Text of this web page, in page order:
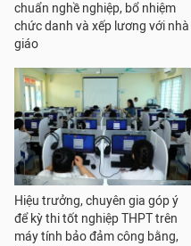
chuẩn nghề nghiệp, bổ nhiệm
chức danh và xếp lương với nhà
giáo
Hiệu trưởng, chuyên gia góp ý
để kỳ thi tốt nghiệp THPT trên
máy tính bảo đảm công bằng,